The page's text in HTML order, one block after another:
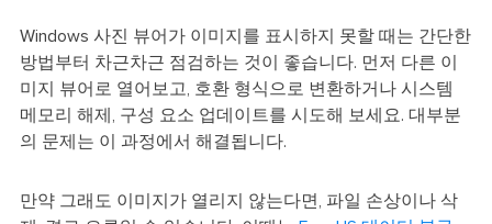
Windows 사진 뷰어가 이미지를 표시하지 못할 때는 간단한
방법부터 차근차근 점검하는 것이 좋습니다. 먼저 다른 이
미지 뷰어로 열어보고, 호환 형식으로 변환하거나 시스템
메모리 해제, 구성 요소 업데이트를 시도해 보세요. 대부분
의 문제는 이 과정에서 해결됩니다.
만약 그래도 이미지가 열리지 않는다면, 파일 손상이나 삭